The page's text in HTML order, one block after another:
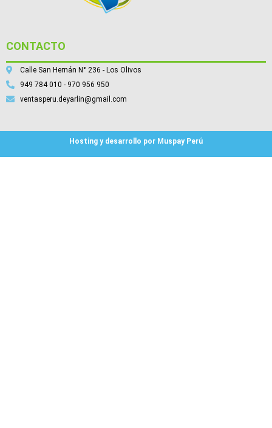
CONTACTO
Calle San Hernán N° 236 - Los Olivos
949 784 010 - 970 956 950
ventasperu.deyarlin@gmail.com
Hosting y desarrollo por Muspay Perú